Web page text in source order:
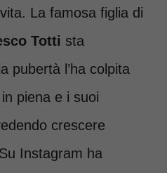
La famosa figlia di
Totti sta
pubertà l’ha colpita
piena e i suoi
crescere
Instagram ha